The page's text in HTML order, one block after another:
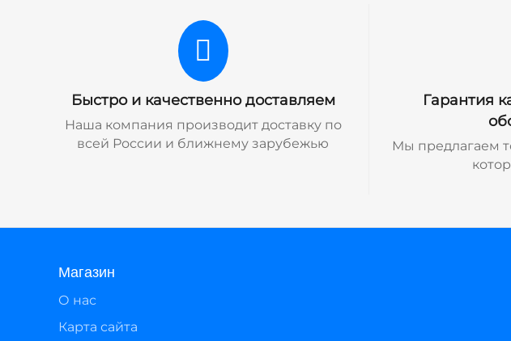
Быстро и качественно доставляем
Наша компания производит доставку по
всей России и ближнему зарубежью
Гарантия
Мы предлагаем
Магазин
О нас
Карта сайта